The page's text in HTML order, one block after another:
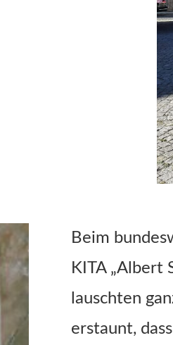
Beim
KITA „Albert
lauschten
erstaunt,